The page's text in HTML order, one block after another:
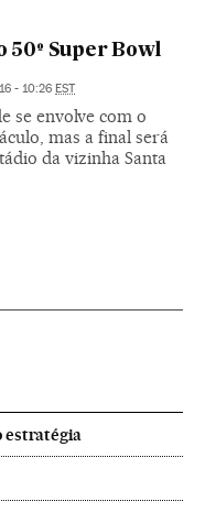
50º Super Bowl
- 10:26 EST
se envolve com o
mas a final será
da vizinha Santa
estratégia